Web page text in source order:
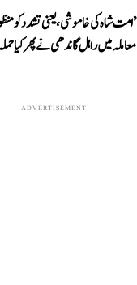
’امت شاہ کی خاموشی، یعنی تشدد کو
معاملہ میں راہل گاندھی نے پھر کیا
ADVERTISEMENT